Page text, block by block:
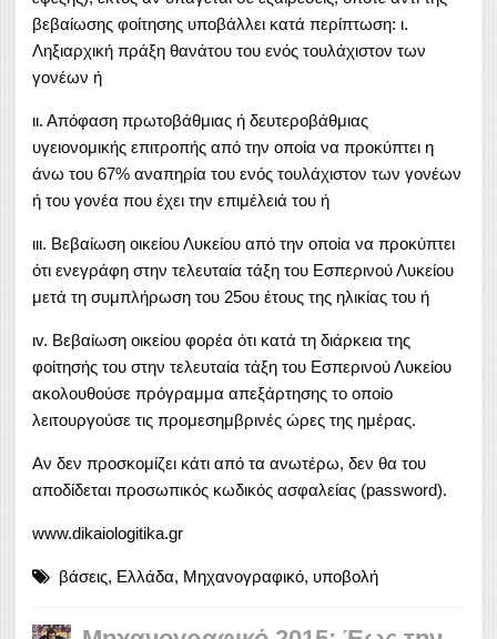
βεβαίωσης φοίτησης υποβάλλει κατά περίπτωση: ι.
Ληξιαρχική πράξη θανάτου του ενός τουλάχιστον των
γονέων ή
ιι. Απόφαση πρωτοβάθμιας ή δευτεροβάθμιας
υγειονομικής επιτροπής από την οποία να προκύπτει η
άνω του 67% αναπηρία του ενός τουλάχιστον των γονέων
ή του γονέα που έχει την επιμέλειά του ή
ιιι. Βεβαίωση οικείου Λυκείου από την οποία να προκύπτει
ότι ενεγράφη στην τελευταία τάξη του Εσπερινού Λυκείου
μετά τη συμπλήρωση του 25ου έτους της ηλικίας του ή
ιv. Βεβαίωση οικείου φορέα ότι κατά τη διάρκεια της
φοίτησής του στην τελευταία τάξη του Εσπερινού Λυκείου
ακολουθούσε πρόγραμμα απεξάρτησης το οποίο
λειτουργούσε τις προμεσημβρινές ώρες της ημέρας.
Αν δεν προσκομίζει κάτι από τα ανωτέρω, δεν θα του
αποδίδεται προσωπικός κωδικός ασφαλείας (password).
www.dikaiologitika.gr
βάσεις, Ελλάδα, Μηχανογραφικό, υποβολή